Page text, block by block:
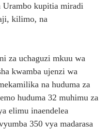
Kulinda Amani,
WA JUU KATIKA
YA MWAKILISHI
UHAKIKA WA MAFUTA
Urambo kupitia miradi
kilimo, na
za uchaguzi mkuu wa
kwamba ujenzi wa
na huduma za
huduma 32 muhimu za
elimu inaendelea
350 vya madarasa